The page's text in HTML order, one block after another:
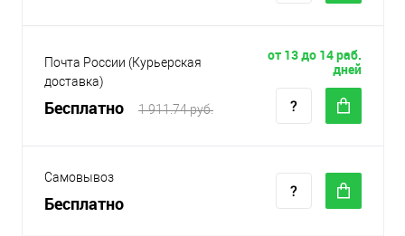
Почта России (Курьерская
доставка)
Бесплатно 1 911.74 руб.
от 13 до 14 раб.
дней
Самовывоз
Бесплатно